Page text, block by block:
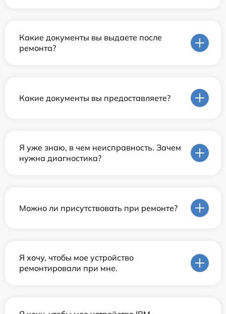
Какие документы вы выдаете после
ремонта?
Какие документы вы предоставляете?
Я уже знаю, в чем неисправность. Зачем
нужна диагностика?
Можно ли присутствовать при ремонте?
Я хочу, чтобы мое устройство
ремонтировали при мне.